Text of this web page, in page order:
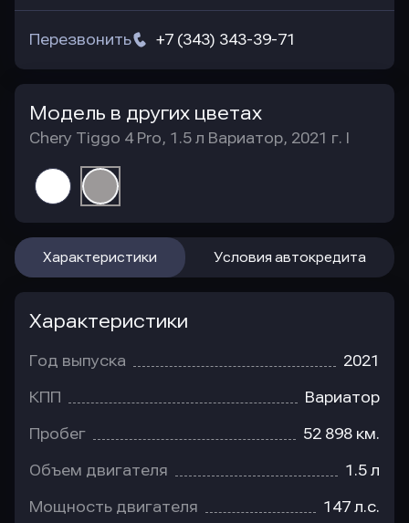
+7 (343) 343-39-71
Перезвонить
Модель в других цветах
Chery Tiggo 4 Pro, 1.5 л Вариатор, 2021 г. I
Характеристики Условия автокредита
Характеристики
Год выпуска 2021
КПП Вариатор
Пробег 52 898 км.
Объем двигателя 1.5 л
Мощность двигателя 147 л.с.